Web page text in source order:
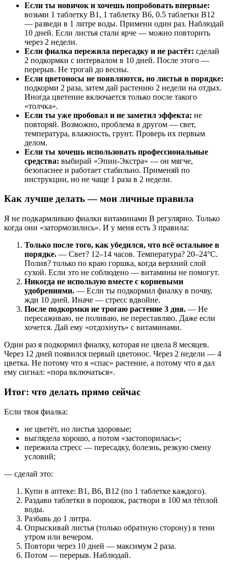
Если ты новичок и хочешь попробовать впервые:
возьми 1 таблетку B1, 1 таблетку B6, 0.5 таблетки B12
— разведи в 1 литре воды. Примени один раз. Наблюдай
10 дней. Если листья стали ярче — можно повторить
через 2 недели.
Если фиалка пережила пересадку и не растёт: сделай
2 подкормки с интервалом в 10 дней. После этого —
перерыв. Не трогай до весны.
Если цветоносы не появляются, но листья в порядке:
подкорми 2 раза, затем дай растению 2 недели на отдых.
Иногда цветение включается только после такого
«толчка».
Если ты уже пробовал и не заметил эффекта: не
повторяй. Возможно, проблема в другом — свет,
температура, влажность, грунт. Проверь их первым
делом.
Если ты хочешь использовать профессиональные
средства: выбирай «Эпин-Экстра» — он мягче,
безопаснее и работает стабильно. Применяй по
инструкции, но не чаще 1 раза в 2 недели.
Как лучше делать — мои личные правила
Я не подкармливаю фиалки витаминами B регулярно. Только
когда они «затормозились». И у меня есть 3 правила:
Только после того, как убедился, что всё остальное в
порядке. — Свет? 12–14 часов. Температура? 20–24°C.
Полив? только по краю горшка, когда верхний слой
сухой. Если это не соблюдено — витамины не помогут.
Никогда не использую вместе с корневыми
удобрениями. — Если ты подкормил фиалку в почву,
жди 10 дней. Иначе — стресс вдвойне.
После подкормки не трогаю растение 3 дня. — Не
пересаживаю, не поливаю, не переставляю. Даже если
хочется. Дай ему «отдохнуть» с витаминами.
Один раз я подкормил фиалку, которая не цвела 8 месяцев.
Через 12 дней появился первый цветонос. Через 2 недели — 4
цветка. Не потому что я «спас» растение, а потому что я дал
ему сигнал: «пора включаться».
Итог: что делать прямо сейчас
Если твоя фиалка:
не цветёт, но листья здоровые;
выглядела хорошо, а потом «застопорилась»;
пережила стресс — пересадку, болезнь, резкую смену
условий;
— сделай это:
Купи в аптеке: B1, B6, B12 (по 1 таблетке каждого).
Раздави таблетки в порошок, раствори в 100 мл тёплой
воды.
Разбавь до 1 литра.
Опрыскивай листья (только обратную сторону) в тени
утром или вечером.
Повтори через 10 дней — максимум 2 раза.
Потом — перерыв. Наблюдай.